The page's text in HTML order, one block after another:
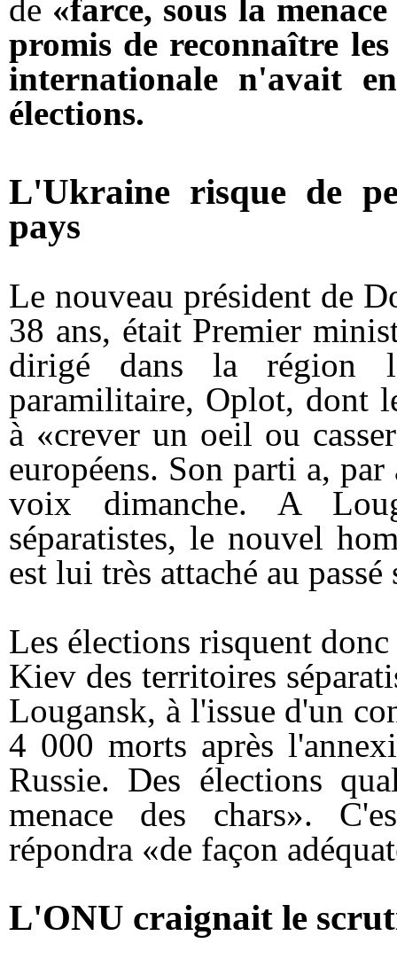
de «farce, sous la
promis de reconnaître
internationale n'avait
élections.
L'Ukraine risque de
pays
Le nouveau président de
38 ans, était Premier
dirigé dans la région
paramilitaire, Oplot, dont
à «crever un oeil ou
européens. Son parti a,
voix dimanche. A
séparatistes, le nouvel
est lui très attaché au
Les élections risquent
Kiev des territoires
Lougansk, à l'issue d'un
4 000 morts après
Russie. Des élections
menace des chars».
répondra «de façon
L'ONU craignait le